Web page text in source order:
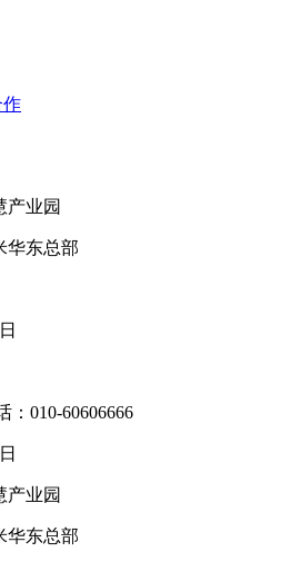
作
产业园
华东总部
010-60606666
产业园
华东总部